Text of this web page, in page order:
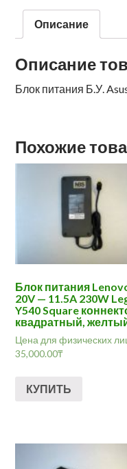
Описание
Описание
Блок питания Б.У.
Похожие
Блок питания
20V — 11.5A 230W
Y540 Square
квадратный,
Цена для физических
35,000.00₸
КУПИТЬ